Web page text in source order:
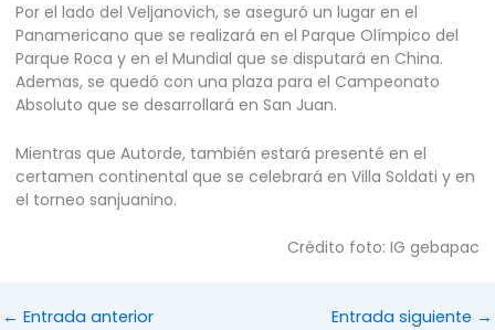
Por el lado del Veljanovich, se aseguró un lugar en el
Panamericano que se realizará en el Parque Olímpico del
Parque Roca y en el Mundial que se disputará en China.
Ademas, se quedó con una plaza para el Campeonato
Absoluto que se desarrollará en San Juan.
Mientras que Autorde, también estará presenté en el
certamen continental que se celebrará en Villa Soldati y en
el torneo sanjuanino.
Crédito foto: IG gebapac
← Entrada anterior Entrada siguiente →